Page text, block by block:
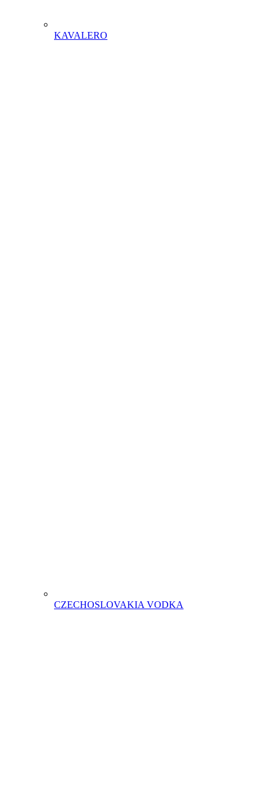
KAVALERO
CZECHOSLOVAKIA VODKA